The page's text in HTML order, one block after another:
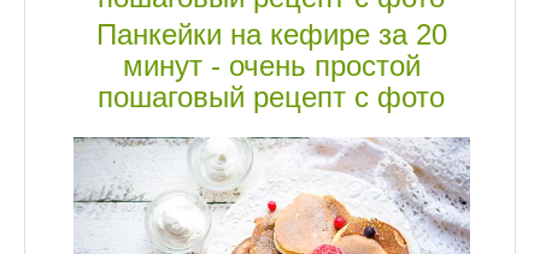
Панкейки на кефире за 20
минут - очень простой
пошаговый рецепт с фото